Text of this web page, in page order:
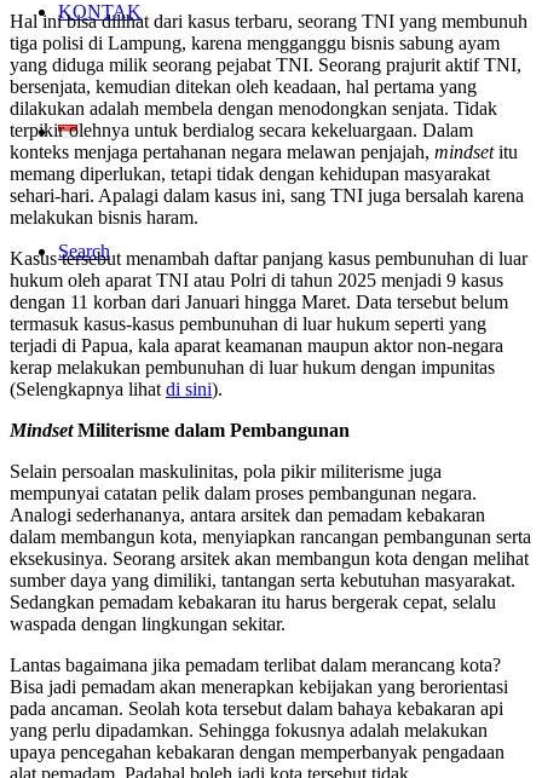
KONTAK
Search
Hal ini bisa dilihat dari kasus terbaru, seorang TNI yang membunuh
tiga polisi di Lampung, karena mengganggu bisnis sabung ayam
yang diduga milik seorang pejabat TNI. Seorang prajurit aktif TNI,
bersenjata, kemudian ditekan oleh keadaan, hal pertama yang
dilakukan adalah membela dengan menodongkan senjata. Tidak
terpikir olehnya untuk berdialog secara kekeluargaan. Dalam
konteks menjaga pertahanan negara melawan penjajah, mindsetitu
memang diperlukan, tetapi tidak dengan kehidupan masyarakat
sehari-hari. Apalagi dalam kasus ini, sang TNI juga bersalah karena
melakukan bisnis haram.
Kasus tersebut menambah daftar panjang kasus pembunuhan di luar
hukum oleh aparat TNI atau Polri di tahun 2025 menjadi 9 kasus
dengan 11 korban dari Januari hingga Maret. Data tersebut belum
termasuk kasus-kasus pembunuhan di luar hukum seperti yang
terjadi di Papua, kala aparat keamanan maupun aktor non-negara
kerap melakukan pembunuhan di luar hukum dengan impunitas
(Selengkapnya lihat di sini).
MindsetMiliterisme dalam Pembangunan
Selain persoalan maskulinitas, pola pikir militerisme juga
mempunyai catatan pelik dalam proses pembangunan negara.
Analogi sederhananya, antara arsitek dan pemadam kebakaran
dalam membangun kota, menyiapkan rancangan pembangunan serta
eksekusinya. Seorang arsitek akan membangun kota dengan melihat
sumber daya yang dimiliki, tantangan serta kebutuhan masyarakat.
Sedangkan pemadam kebakaran itu harus bergerak cepat, selalu
waspada dengan lingkungan sekitar.
Lantas bagaimana jika pemadam terlibat dalam merancang kota?
Bisa jadi pemadam akan menerapkan kebijakan yang berorientasi
pada ancaman. Seolah kota tersebut dalam bahaya kebakaran api
yang perlu dipadamkan. Sehingga fokusnya adalah melakukan
upaya pencegahan kebakaran dengan memperbanyak pengadaan
alat pemadam. Padahal boleh jadi kota tersebut tidak